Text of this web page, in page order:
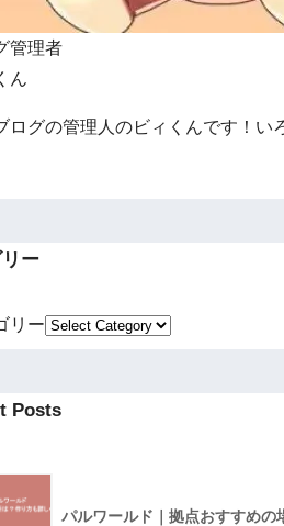
管理者
ん
ログの管理人のビィくんです！
ー
リー
Posts
パルワールド｜拠点おすすめの